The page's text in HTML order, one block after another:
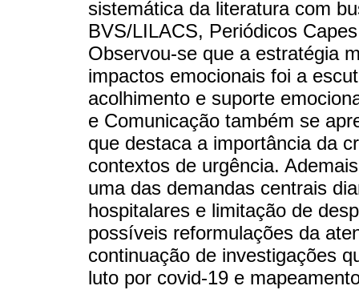
sistemática da literatura com
BVS/LILACS, Periódicos
Observou-se que a estratégia
impactos emocionais foi a
acolhimento e suporte
e Comunicação também se
que destaca a importância da
contextos de urgência.
uma das demandas centrais
hospitalares e limitação de
possíveis reformulações da
continuação de investigações
luto por covid-19 e